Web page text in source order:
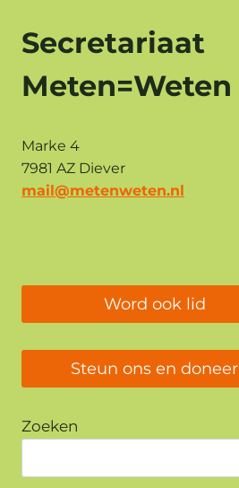
Secretariaat
Meten=Weten
Marke 4
7981 AZ Diever
mail@metenweten.nl
Word ook lid
Steun ons en doneer
Zoeken